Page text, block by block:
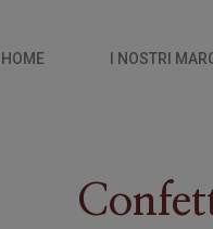
HOME I NOSTRI